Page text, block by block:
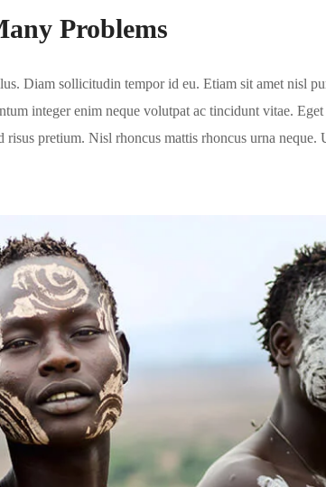
Problems
Diam sollicitudin tempor id eu. Etiam sit amet nisl
integer enim neque volutpat ac tincidunt vitae.
risus pretium. Nisl rhoncus mattis rhoncus urna